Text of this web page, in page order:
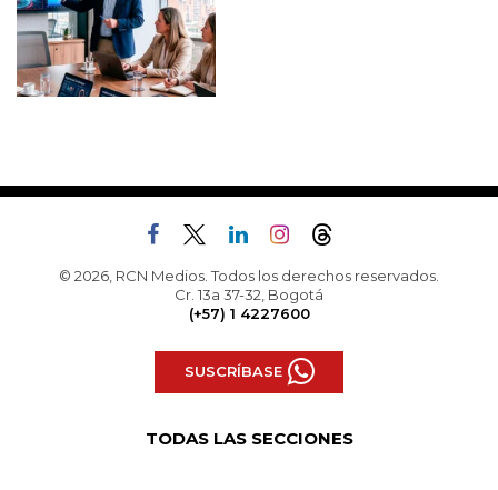
© 2026, RCN Medios. Todos los derechos reservados.
Cr. 13a 37-32, Bogotá
(+57) 1 4227600
SUSCRÍBASE
TODAS LAS SECCIONES